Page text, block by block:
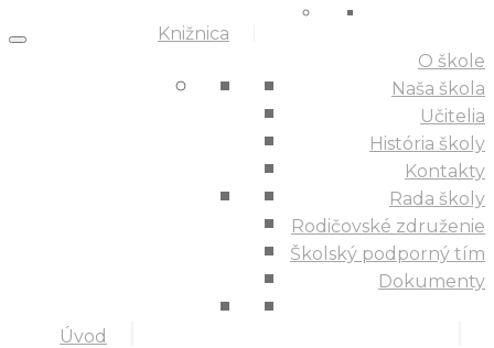
Knižnica
Úvod
O škole
Naša škola
Učitelia
História školy
Kontakty
Rada školy
Rodičovské združenie
Školský podporný tím
Dokumenty